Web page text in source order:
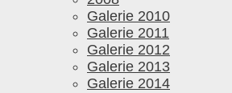
Galerie 2010
Galerie 2011
Galerie 2012
Galerie 2013
Galerie 2014